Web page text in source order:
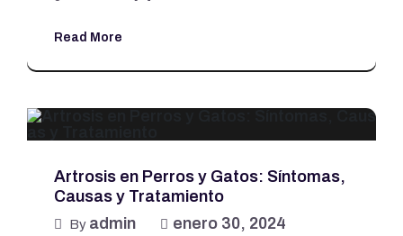
Read More
Artrosis en Perros y Gatos: Síntomas,
Causas y Tratamiento
By admin enero 30, 2024